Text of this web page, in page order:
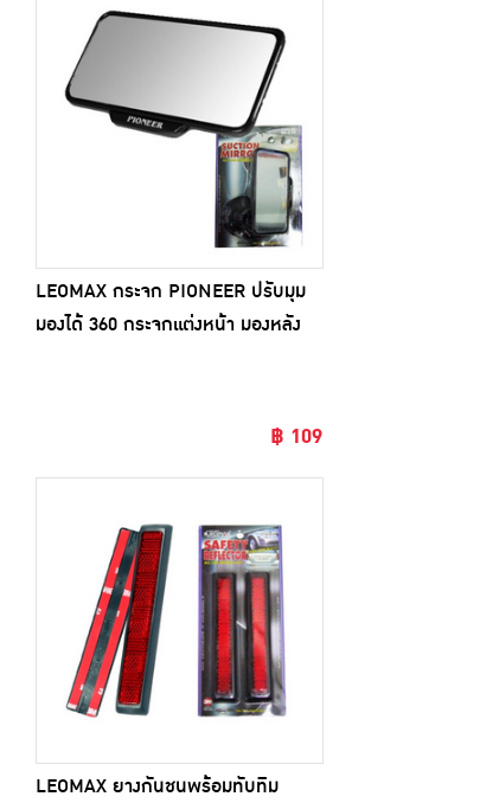
LEOMAX กระจก PIONEER ปรับมุม
มองได้ 360 กระจกแต่งหน้า มองหลัง
฿ 109
LEOMAX ยางกันชนพร้อมทับทิม